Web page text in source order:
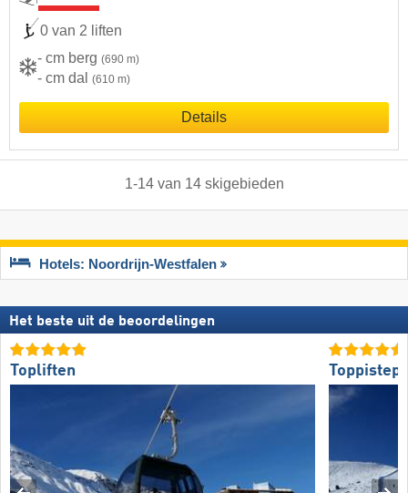
0 van 2 liften
- cm berg (690 m)
- cm dal (610 m)
Details
1-14van 14 skigebieden
Hotels: Noordrijn-Westfalen
Het beste uit de beoordelingen
Topliften